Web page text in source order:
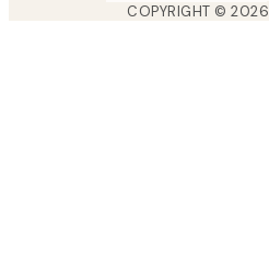
COPYRIGHT ©2026